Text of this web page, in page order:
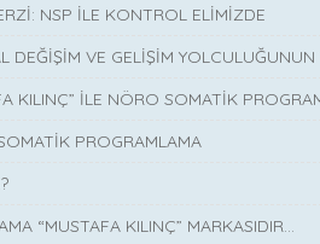
NSP İLE KONTROL ELİMİZDE
DEĞİŞİM VE GELİŞİM YOLCULUĞUNUN
KILINÇ” İLE NÖRO SOMATİK
PROGRAMLAMA
“MUSTAFA KILINÇ” MARKASIDIR…